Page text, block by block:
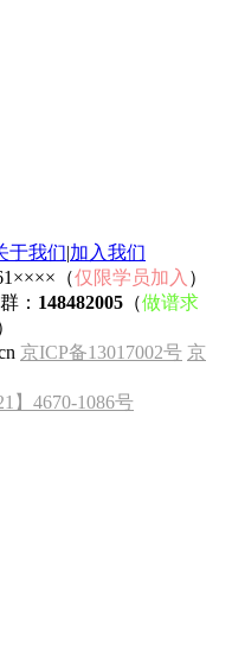
于我们|加入我们
（仅限学员加入 ）
： 148482005 （做谱求
京ICP备13017002号 京
】4670-1086号